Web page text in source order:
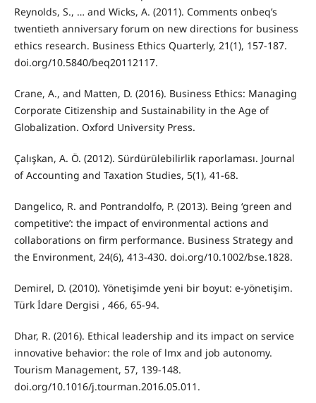
Reynolds, S., … and Wicks, A. (2011). Comments onbeq’s
twentieth anniversary forum on new directions for business
ethics research. Business Ethics Quarterly, 21(1), 157-187.
doi.org/10.5840/beq20112117.
Crane, A., and Matten, D. (2016). Business Ethics: Managing
Corporate Citizenship and Sustainability in the Age of
Globalization. Oxford University Press.
Çalışkan, A. Ö. (2012). Sürdürülebilirlik raporlaması. Journal
of Accounting and Taxation Studies, 5(1), 41-68.
Dangelico, R. and Pontrandolfo, P. (2013). Being ‘green and
competitive’: the impact of environmental actions and
collaborations on firm performance. Business Strategy and
the Environment, 24(6), 413-430. doi.org/10.1002/bse.1828.
Demirel, D. (2010). Yönetişimde yeni bir boyut: e-yönetişim.
Türk İdare Dergisi , 466, 65-94.
Dhar, R. (2016). Ethical leadership and its impact on service
innovative behavior: the role of lmx and job autonomy.
Tourism Management, 57, 139-148.
doi.org/10.1016/j.tourman.2016.05.011.